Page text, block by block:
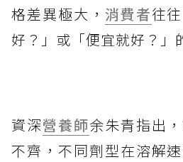
格差異極大， 消費者往
好？」或「便宜就好？」
資深營養師余朱青指出
不齊，不同劑型在溶解